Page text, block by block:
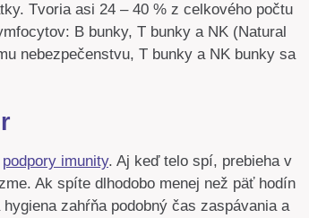
Tvoria asi 24 – 40 % z celkového počtu
B bunky, T bunky a NK (Natural
nebezpečenstvu, T bunky a NK bunky sa
podpory imunity. Aj keď telo spí, prebieha v
Ak spíte dlhodobo menej než päť hodín
zahŕňa podobný čas zaspávania a